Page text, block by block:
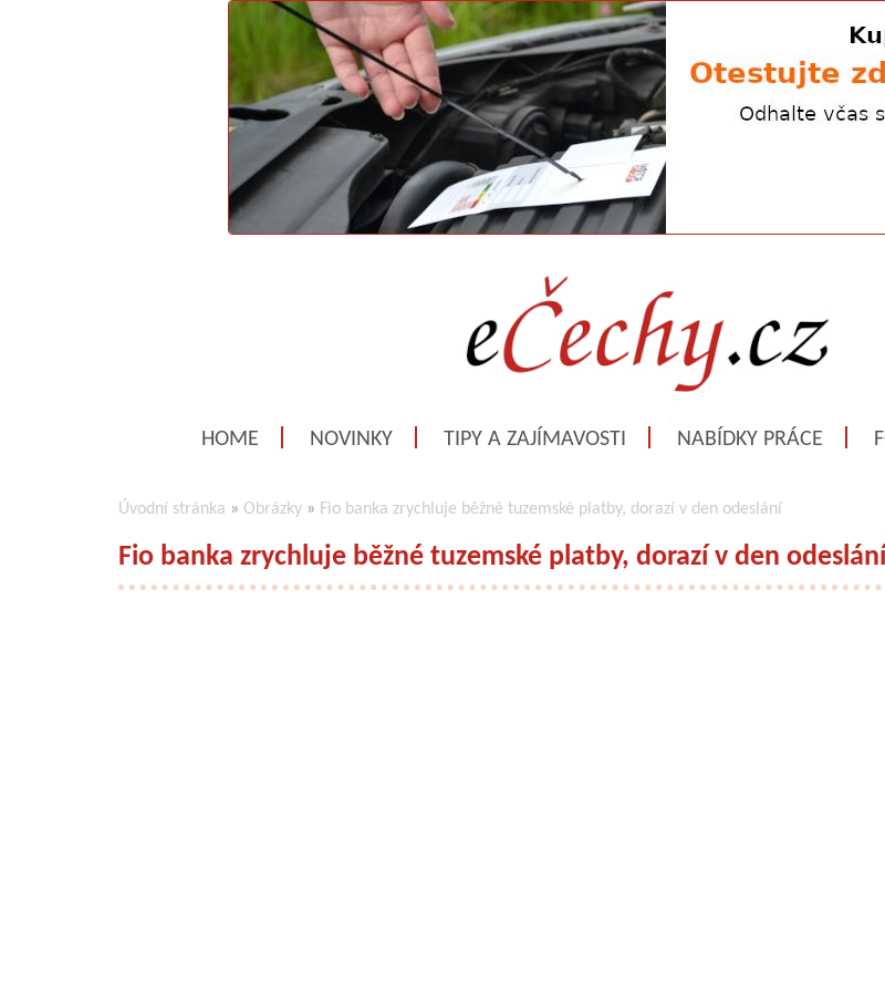
HOME NOVINKY TIPY A ZAJÍMAVOSTI NABÍDKY PRÁCE
Úvodní stránka » Obrázky » Fio banka zrychluje běžné tuzemské platby, dorazí v den odeslání
Fio banka zrychluje běžné tuzemské platby, dorazí v den odeslání